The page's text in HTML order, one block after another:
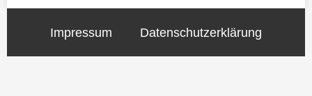
Impressum Datenschutzerklärung